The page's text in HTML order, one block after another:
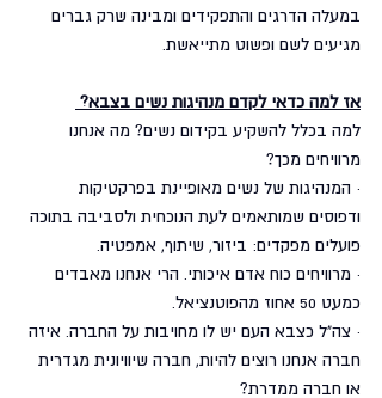
במעלה הדרגים והתפקידים ומבינה שרק גברים
מגיעים לשם ופשוט מתייאשת.
אז למה כדאי לקדם מנהיגות נשים בצבא?
למה בכלל להשקיע בקידום נשים? מה אנחנו
מרוויחים מכך?
· המנהיגות של נשים מאופיינת בפרקטיקות
ודפוסים שמותאמים לעת הנוכחית ולסביבה בתוכה
פועלים מפקדים: ביזור, שיתוף, אמפטיה.
· מרוויחים כוח אדם איכותי. הרי אנחנו מאבדים
כמעט 50 אחוז מהפוטנציאל.
· צה"ל כצבא העם יש לו מחויבות על החברה. איזה
חברה אנחנו רוצים להיות, חברה שיוויונית מגדרית
או חברה ממדרת?